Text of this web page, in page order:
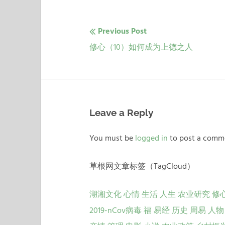
文
导
航
Previous Post
Previous
修心（10）如何成为上德之人
Leave a Reply
You must belogged into post a
草根网文章标签（TagCloud）
湖湘文化心情生活人生农业研究修
2019-nCov病毒福易经历史 周易人物